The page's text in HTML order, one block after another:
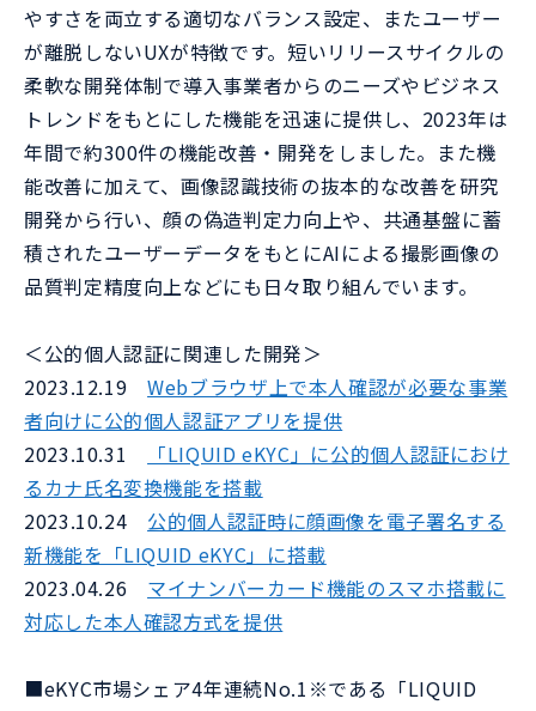
やすさを両立する適切なバランス設定、またユーザー
が離脱しないUXが特徴です。短いリリースサイクルの
柔軟な開発体制で導入事業者からのニーズやビジネス
トレンドをもとにした機能を迅速に提供し、2023年は
年間で約300件の機能改善・開発をしました。また機
能改善に加えて、画像認識技術の抜本的な改善を研究
開発から行い、顔の偽造判定力向上や、共通基盤に蓄
積されたユーザーデータをもとにAIによる撮影画像の
品質判定精度向上などにも日々取り組んでいます。
＜公的個人認証に関連した開発＞
2023.12.19Webブラウザ上で本人確認が必要な事業
者向けに公的個人認証アプリを提供
2023.10.31
「LIQUID eKYC」に公的個人認証におけ
るカナ氏名変換機能を搭載
2023.10.24 公的個人認証時に顔画像を電子署名する
新機能を「LIQUID eKYC」に搭載
2023.04.26 マイナンバーカード機能のスマホ搭載に
対応した本人確認方式を提供
■eKYC市場シェア4年連続No.1※である「LIQUID